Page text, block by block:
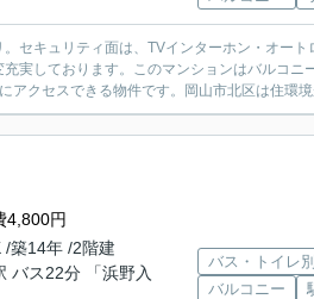
セキュリティ面は、TVインターホン・オー
実しております。このマンションはバルコニ
アクセスできる物件です。岡山市北区は住環
4,800円
/築14年 /2階建
バス22分 「浜野入
バス・トイレ別
バルコニー